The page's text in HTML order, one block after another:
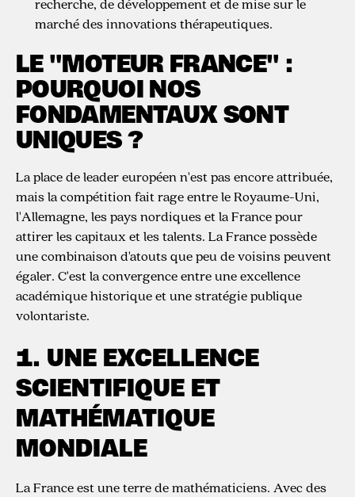
recherche, de développement et de mise sur le
marché des innovations thérapeutiques.
LE "MOTEUR FRANCE" :
POURQUOI NOS
FONDAMENTAUX SONT
UNIQUES ?
La place de leader européen n'est pas encore attribuée,
mais la compétition fait rage entre le Royaume-Uni,
l'Allemagne, les pays nordiques et la France pour
attirer les capitaux et les talents. La France possède
une combinaison d'atouts que peu de voisins peuvent
égaler. C'est la convergence entre une excellence
académique historique et une stratégie publique
volontariste.
1. UNE EXCELLENCE
SCIENTIFIQUE ET
MATHÉMATIQUE
MONDIALE
La France est une terre de mathématiciens. Avec des